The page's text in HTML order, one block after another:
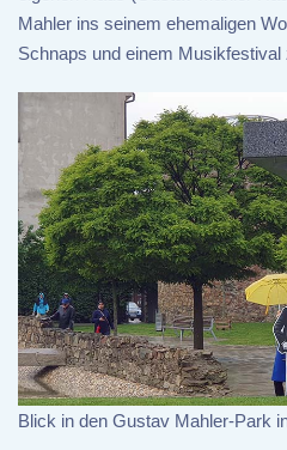
Mahler ins seinem ehemaligen
Schnaps und einem Musikfestival
Blick in den Gustav Mahler-Park